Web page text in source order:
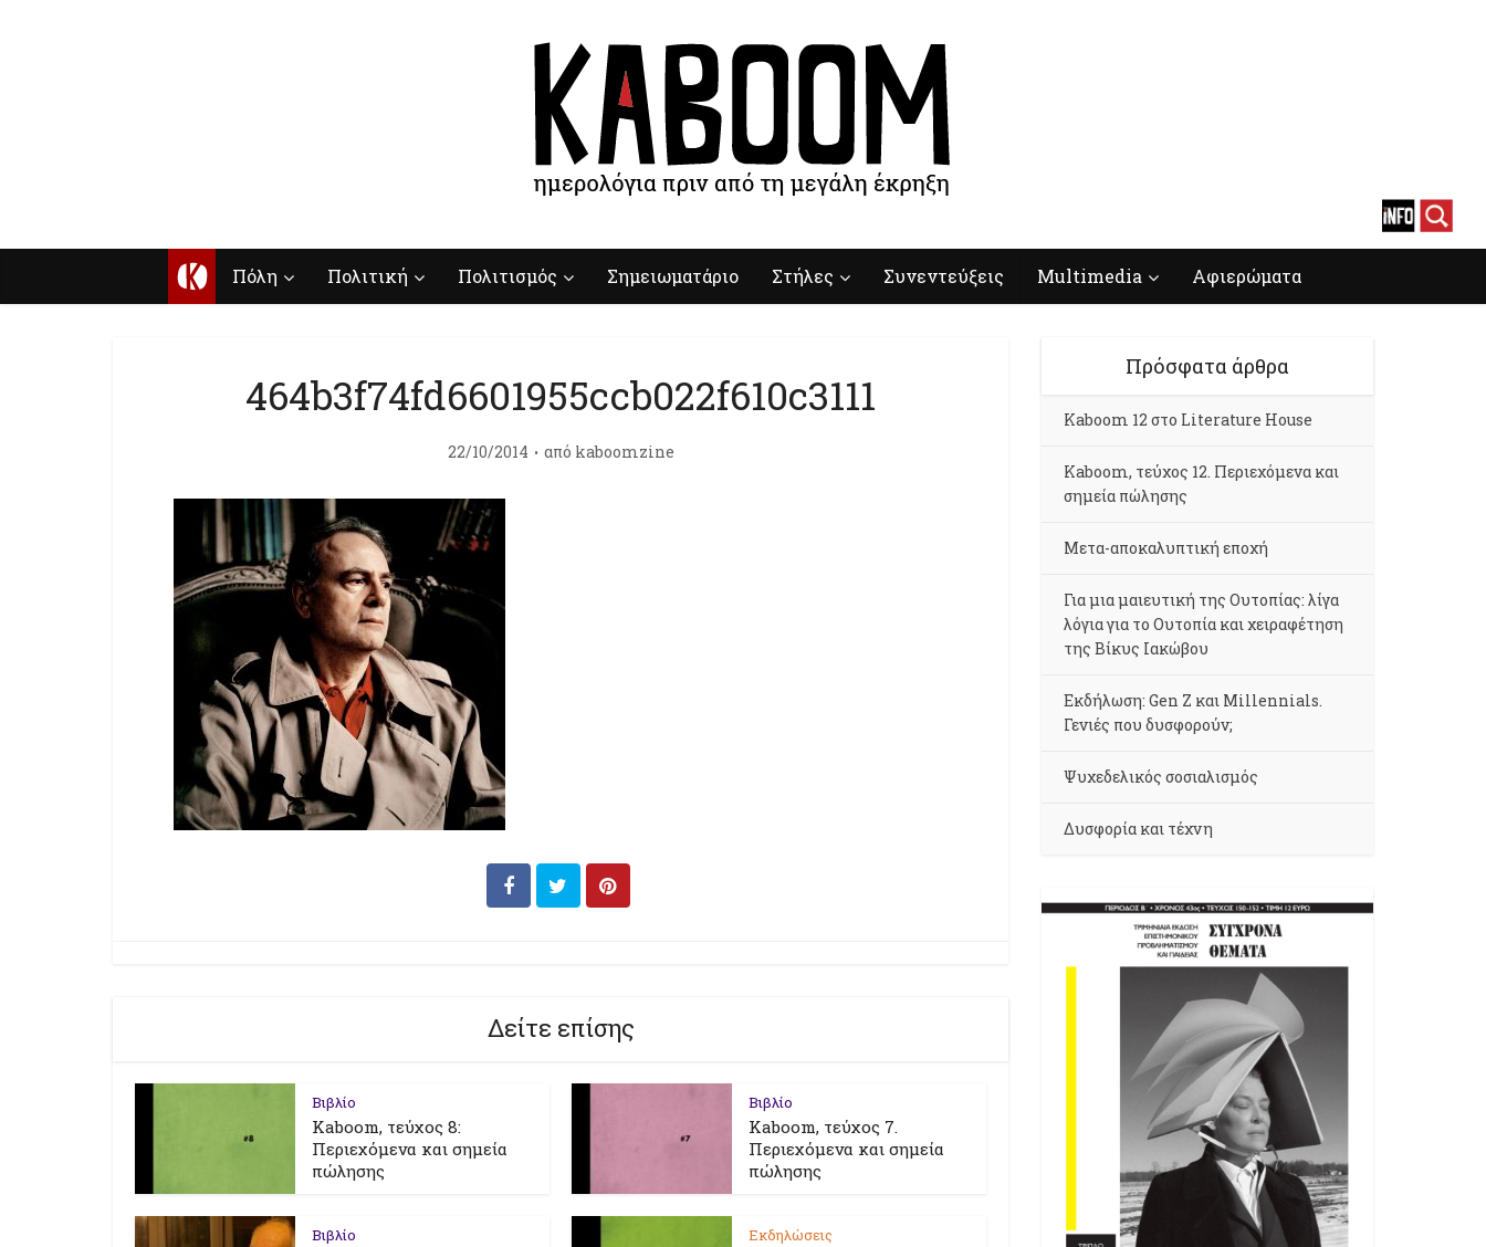
Κ Πόλη Πολιτική Πολιτισμός Σημειωματάριο Στήλες Συνεντεύξεις Multimedia Αφιερώματα
464b3f74fd6601955ccb022f610c3111
22/10/2014 από kaboomzine
Δείτε επίσης
Βιβλίο
Kaboom, τεύχος 8:
Περιεχόμενα και σημεία
πώλησης
Βιβλίο
Kaboom, τεύχος 7.
Περιεχόμενα και σημεία
πώλησης
Βιβλίο Εκδηλώσεις
Πρόσφατα άρθρα
Kaboom 12 στο Literature House
Kaboom, τεύχος 12. Περιεχόμενα και
σημεία πώλησης
Μετα-αποκαλυπτική εποχή
Για μια μαιευτική της Ουτοπίας: λίγα
λόγια για το Ουτοπία και χειραφέτηση
της Βίκυς Ιακώβου
Εκδήλωση: Gen Z και Millennials.
Γενιές που δυσφορούν;
Ψυχεδελικός σοσιαλισμός
Δυσφορία και τέχνη